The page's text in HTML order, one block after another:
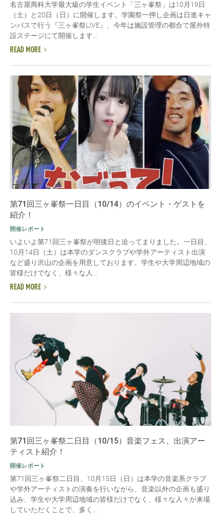
名古屋商科大学最大級の学生イベント「三ヶ峯祭」は10月19日
（土）と20日（日）に開催します。学園祭一押し企画は日進キャ
ンパスで行う『三ヶ峯祭LIVE』、今年は施設管理の都合で屋外特
設ステージにて開催します...
READ MORE
第71回三ヶ峯祭一日目（10/14）のイベント・ゲストを
紹介！
開催レポート
いよいよ第71回三ヶ峯祭が明後日と迫ってまりました。一日目、
10月14日（土）は本学のダンスクラブや学外アーティスト出演
など盛り沢山の企画を用意しております。学生や大学周辺地域の
皆様だけでなく、様々な人...
READ MORE
第71回三ヶ峯祭二日目（10/15）音楽フェス、出演アー
ティスト紹介！
開催レポート
第71回三ヶ峯祭二日目、10月15日（日）は本学の音楽系クラブ
や学外アーティストの演奏を行いながら、音楽以外の企画も盛り
込み、学生や大学周辺地域の皆様だけでなく、様々な人々が来場
していただくことで、多く...